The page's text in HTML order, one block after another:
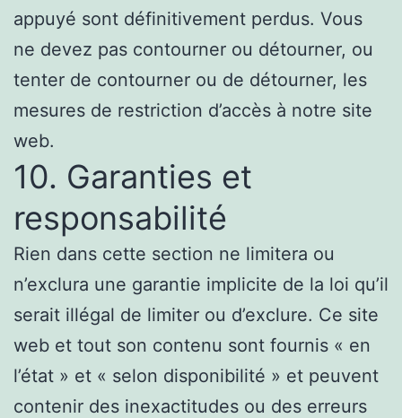
appuyé sont définitivement perdus. Vous
ne devez pas contourner ou détourner, ou
tenter de contourner ou de détourner, les
mesures de restriction d’accès à notre site
web.
10. Garanties et
responsabilité
Rien dans cette section ne limitera ou
n’exclura une garantie implicite de la loi qu’il
serait illégal de limiter ou d’exclure. Ce site
web et tout son contenu sont fournis « en
l’état » et « selon disponibilité » et peuvent
contenir des inexactitudes ou des erreurs